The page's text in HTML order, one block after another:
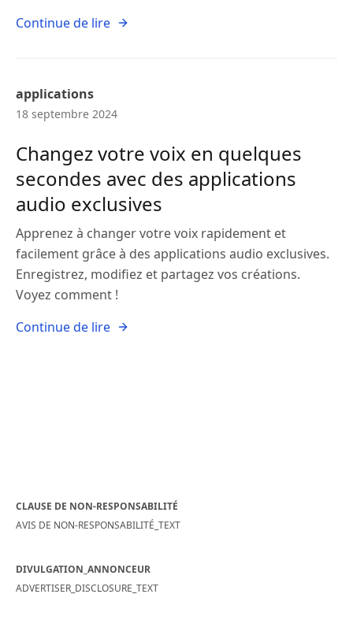
Continue de lire
applications
18 septembre 2024
Changez votre voix en quelques
secondes avec des applications
audio exclusives
Apprenez à changer votre voix rapidement et
facilement grâce à des applications audio exclusives.
Enregistrez, modifiez et partagez vos créations.
Voyez comment !
Continue de lire
CLAUSE DE NON-RESPONSABILITÉ
AVIS DE NON-RESPONSABILITÉ_TEXT
DIVULGATION_ANNONCEUR
ADVERTISER_DISCLOSURE_TEXT